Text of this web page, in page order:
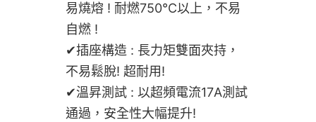
易燒熔 ! 耐燃750℃以上，不易
自燃 !
✔插座構造 : 長力矩雙面夾持，
不易鬆脫! 超耐用!
✔溫昇測試 : 以超頻電流17A測試
通過，安全性大幅提升!